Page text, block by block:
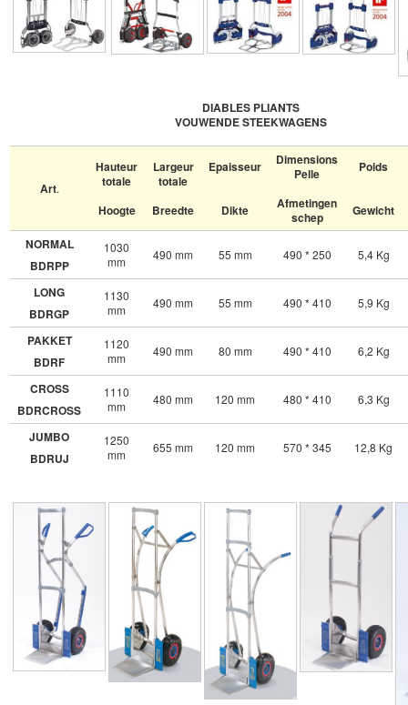
DIABLES PLIANTS
VOUWENDE STEEKWAGENS
Art.
Hauteur
totale
Hoogte
Largeur
totale
Breedte
Epaisseur
Dikte
Dimensions
Pelle
Afmetingen
schep
Poids
Gewicht
NORMAL
BDRPP
1030
mm
490 mm 55 mm 490 * 250 5,4 Kg
LONG
BDRGP
1130
mm
490 mm 55 mm 490 * 410 5,9 Kg
PAKKET
BDRF
1120
mm
490 mm 80 mm 490 * 410 6,2 Kg
CROSS
BDRCROSS
1110
mm
480 mm 120 mm 480 * 410 6,3 Kg
JUMBO
BDRUJ
1250
mm
655 mm 120 mm 570 * 345 12,8 Kg